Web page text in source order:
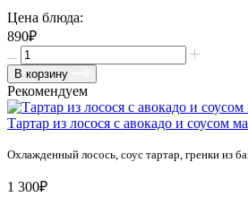
Цена блюда:
890₽
В корзину
Рекомендуем
Тартар из лосося с авокадо и соусом
Охлажденный лосось, соус тартар, гренки из
1 300₽